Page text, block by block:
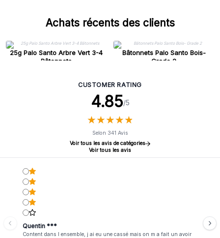
Achats récents des clients
25g Palo Santo Arbre Vert 3-4
Bâtonnets
Bâtonnets Palo Santo Bois-
Grade 2
CUSTOMER RATING
4.85/5
★★★★★
★★★★★
Selon 341 Avis
Voir tous les avis de catégories
Voir tous les avis
Quentin ***
Content dans l ensemble, j ai eu une cassé mais on m a fait un avoir